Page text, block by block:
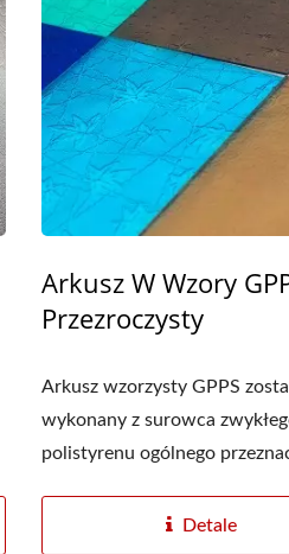
Arkusz W Wzory
Przezroczysty
Arkusz wzorzysty GPPS
wykonany z surowca
polistyrenu ogólnego
Detale
Folia Stretch PE